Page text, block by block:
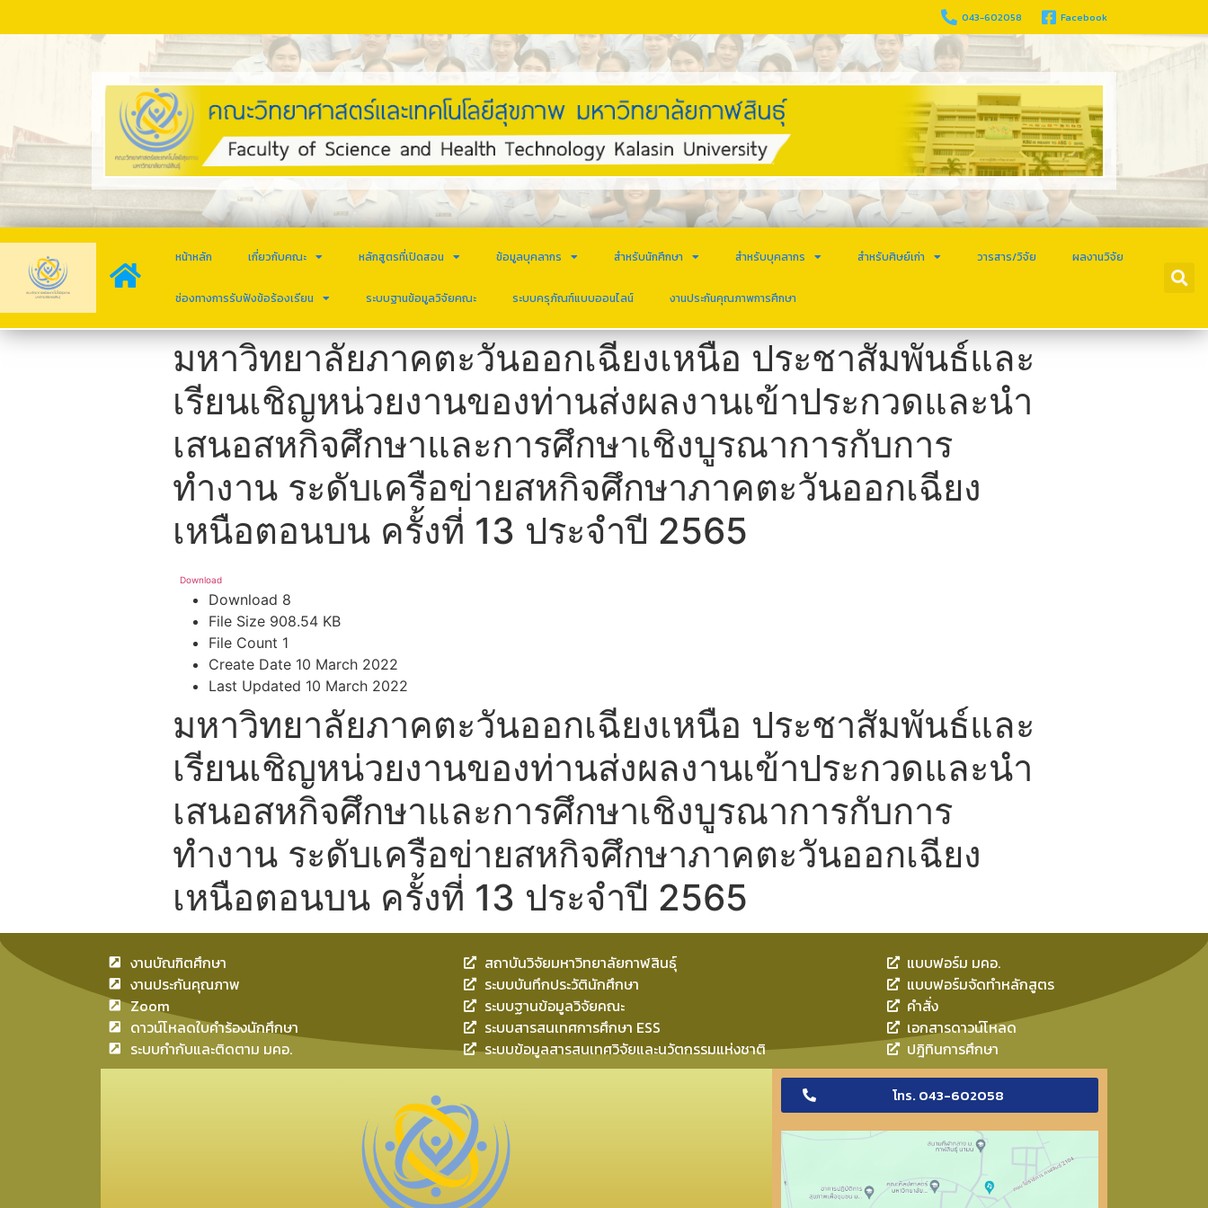
043-602058 Facebook
หน้าหลัก เกี่ยวกับคณะ หลักสูตรที่เปิดสอน ข้อมูลบุคลากร สำหรับนักศึกษา สำหรับบุคลากร สำหรับศิษย์เก่า วารสาร/วิจัย ผลงานวิจัย
ช่องทางการรับฟังข้อร้องเรียน ระบบฐานข้อมูลวิจัยคณะ ระบบครุภัณฑ์แบบออนไลน์ งานประกันคุณภาพการศึกษา
มหาวิทยาลัยภาคตะวันออกเฉียงเหนือ ประชาสัมพันธ์และ
เรียนเชิญหน่วยงานของท่านส่งผลงานเข้าประกวดและนำ
เสนอสหกิจศึกษาและการศึกษาเชิงบูรณาการกับการ
ทำงาน ระดับเครือข่ายสหกิจศึกษาภาคตะวันออกเฉียง
เหนือตอนบน ครั้งที่ 13 ประจำปี 2565
Download
Download 8
File Size 908.54 KB
File Count 1
Create Date 10 March 2022
Last Updated 10 March 2022
มหาวิทยาลัยภาคตะวันออกเฉียงเหนือ ประชาสัมพันธ์และ
เรียนเชิญหน่วยงานของท่านส่งผลงานเข้าประกวดและนำ
เสนอสหกิจศึกษาและการศึกษาเชิงบูรณาการกับการ
ทำงาน ระดับเครือข่ายสหกิจศึกษาภาคตะวันออกเฉียง
เหนือตอนบน ครั้งที่ 13 ประจำปี 2565
งานบัณฑิตศึกษา
งานประกันคุณภาพ
Zoom
ดาวน์โหลดใบคำร้องนักศึกษา
ระบบกำกับและติดตาม มคอ.
สถาบันวิจัยมหาวิทยาลัยกาฬสินธุ์
ระบบบันทึกประวัตินักศึกษา
ระบบฐานข้อมูลวิจัยคณะ
ระบบสารสนเทศการศึกษา ESS
ระบบข้อมูลสารสนเทศวิจัยและนวัตกรรมแห่งชาติ
แบบฟอร์ม มคอ.
แบบฟอร์มจัดทำหลักสูตร
คำสั่ง
เอกสารดาวน์โหลด
ปฎิทินการศึกษา
โทร. 043-602058